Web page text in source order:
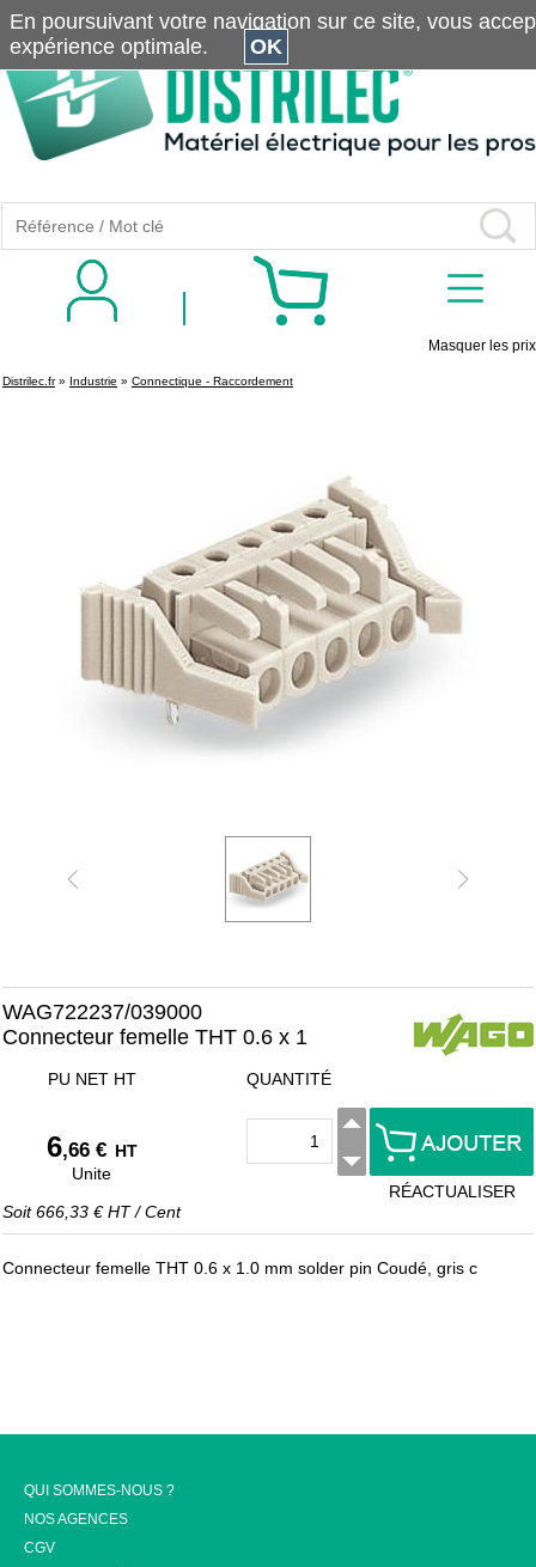
Masquer les prix
Distrilec.fr» Industrie » Connectique - Raccordement
WAG722237/039000
Connecteur femelle THT 0.6 x 1
PU NET HT
6,66 € HT
Unite
Soit666,33 € HT/Cent
QUANTITÉ
RÉACTUALISER
Connecteur femelle THT 0.6 x 1.0 mm solder pin Coudé, gris c
QUI SOMMES-NOUS ?
NOS AGENCES
CGV
En poursuivant votre navigation sur ce site, vous
expérience optimale.
OK